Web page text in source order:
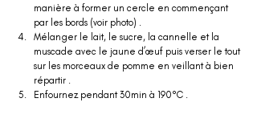
manière à former un cercle en commençant
par les bords (voir photo) .
Mélanger le lait, le sucre, la cannelle et la
muscade avec le jaune d’œuf puis verser le tout
sur les morceaux de pomme en veillant à bien
répartir .
Enfournez pendant 30min à 190°C .